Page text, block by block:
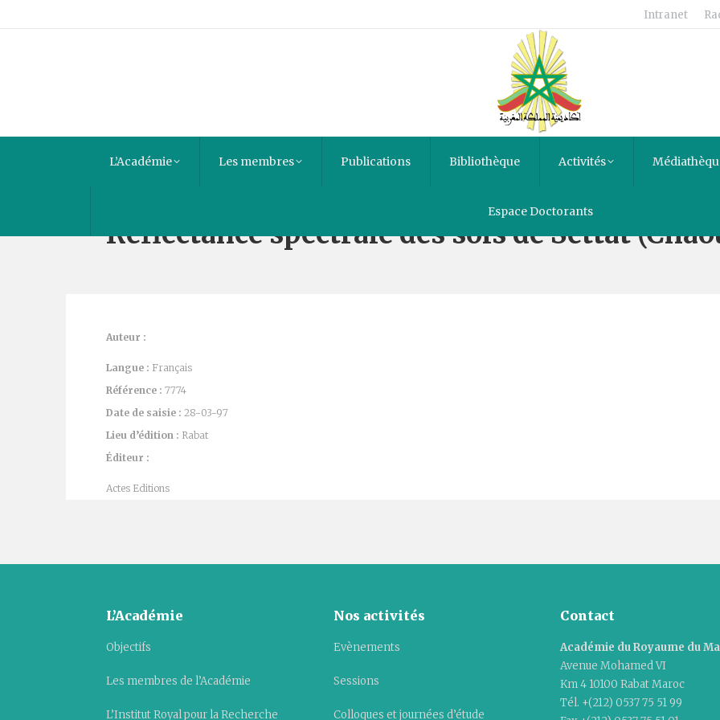
Intranet
L’Académie Les membres Publications Bibliothèque Activités
Espace Doctorants
Reflectance spectrale des sols de Settat
Auteur :
Langue : Français
Référence : 7774
Date de saisie : 28-03-97
Lieu d’édition : Rabat
Éditeur :
Actes Editions
L’Académie
Objectifs
Les membres de l’Académie
L’Institut Royal pour la Recherche
Nos activités
Evènements
Sessions
Colloques et journées d’étude
Contact
Académie du Royaume du
Avenue Mohamed VI
Km 4 10100 Rabat Maroc
Tél. +(212) 0537 75 51 99